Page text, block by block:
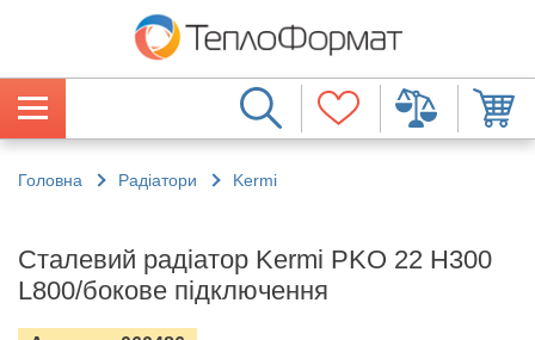
Головна Радіатори Kermi
Сталевий радіатор Kermi PKO 22 H300
L800/бокове підключення